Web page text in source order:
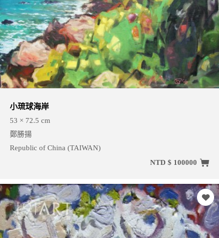
小琉球海岸
53 × 72.5 cm
鄭勝揚
Republic of China (TAIWAN)
NTD $ 100000